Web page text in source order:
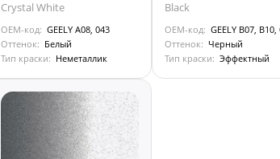
Crystal White
OEM-код: GEELY A08, 043
Оттенок: Белый
Тип краски: Неметаллик
Black
OEM-код: GEELY B07, B10,
Оттенок: Черный
Тип краски: Эффектный